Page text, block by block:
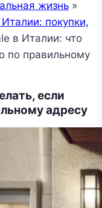
жизнь »
покупки,
в Италии: что
по правильному
если
адресу